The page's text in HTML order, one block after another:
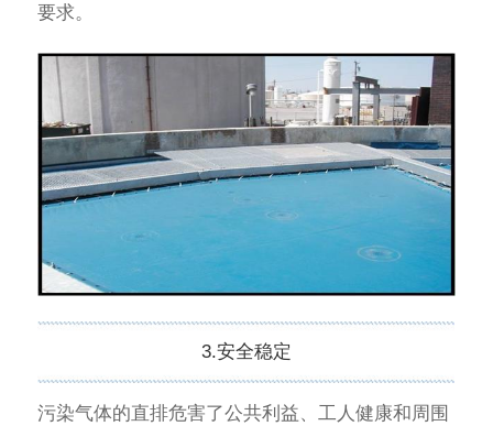
要求。
3.安全稳定
污染气体的直排危害了公共利益、工人健康和周围